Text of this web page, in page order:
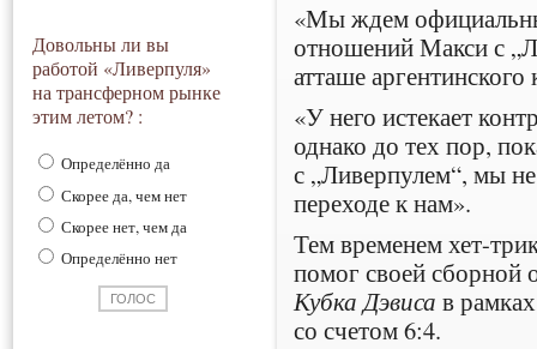
Довольны ли вы
работой «Ливерпуля»
на трансферном рынке
этим летом? :
Определённо да
Скорее да, чем нет
Скорее нет, чем да
Определённо нет
«Мы ждем
отношений Макси с
атташе
«У него истекает
однако до тех пор,
с „Ливерпулем“, мы
переходе к нам».
Тем временем хет-
помог своей сборной
Кубка Дэвиса в
со счетом 6:4.